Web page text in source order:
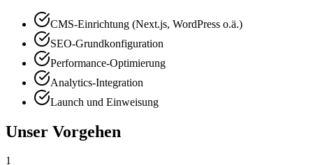
CMS-Einrichtung (Next.js, WordPress o.ä.)
SEO-Grundkonfiguration
Performance-Optimierung
Analytics-Integration
Launch und Einweisung
Unser Vorgehen
1